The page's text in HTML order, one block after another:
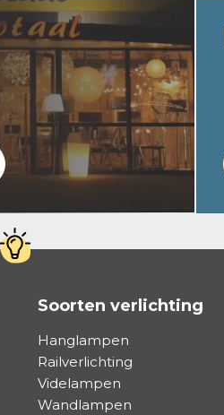
Soorten verlichting
Hanglampen
Railverlichting
Videlampen
Wandlampen